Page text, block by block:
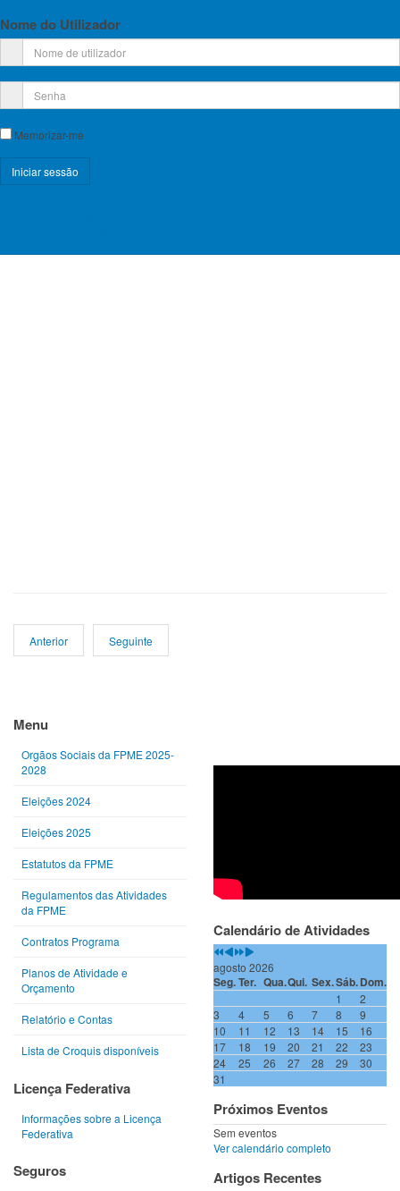
Nome do Utilizador
Memorizar-me
Anterior Seguinte
Menu
Orgãos Sociais da FPME 2025-
2028
Eleições 2024
Eleições 2025
Estatutos da FPME
Regulamentos das Atividades
da FPME
Contratos Programa
Planos de Atividade e
Orçamento
Relatório e Contas
Lista de Croquis disponíveis
Licença Federativa
Informações sobre a Licença
Federativa
Seguros
Calendário de Atividades
agosto 2026
Seg.Ter. Qua.Qui. Sex.Sáb.Dom.
1
2
3
4 5 6 7 8
9
10
11 12 13 14 15
16
17
18 19 20 21 22
23
24
25 26 27 28 29
30
31
Próximos Eventos
Sem eventos
Ver calendário completo
Artigos Recentes